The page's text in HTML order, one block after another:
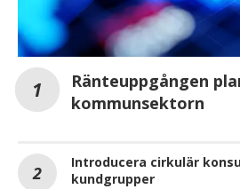
Ränteuppgången
kommunsektorn
Introducera cirkulär
kundgrupper